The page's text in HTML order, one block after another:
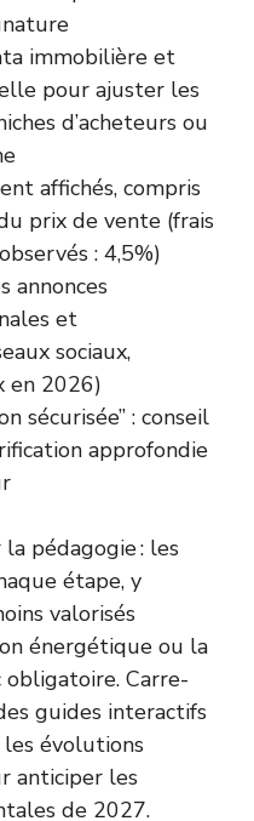
immobilière et
pour ajuster les
d’acheteurs ou
affichés, compris
prix de vente (frais
: 4,5%)
annonces
et
sociaux,
en 2026)
sécurisée” : conseil
approfondie
la pédagogie : les
étape, y
valorisés
énergétique ou la
Carre-
guides interactifs
évolutions
anticiper les
de 2027.